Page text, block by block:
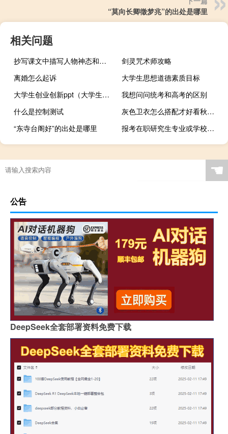
“莫向长卿徵梦兆”的出处是哪里
相关问题
抄写课文中描写人物神态和表情的语句，怎么写
剑灵咒术师攻略
离婚怎么起诉
大学生思想道德素质目标
大学生创业创新ppt（大学生创业ppt作品）
我想问问统考和高考的区别
什么是控制测试
灰色卫衣怎么搭配才好看秋冬（灰色卫衣怎么搭配）
“东寺台阁好”的出处是哪里
报考在职研究生专业或学校的条件相同吗
☚
公告
DeepSeek全套部署资料免费下载